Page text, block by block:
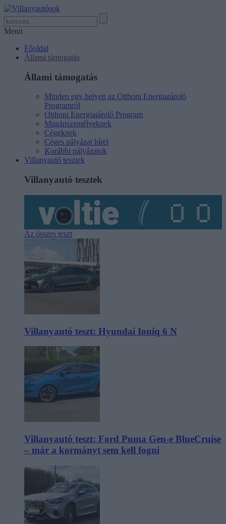
Menü
Főoldal
Állami támogatás
Állami támogatás
Minden egy helyen az Otthoni Energiatároló
Programról
Otthoni Energiatároló Program
Magánszemélyeknek
Cégeknek
Céges pályázat hírei
Korábbi pályázatok
Villanyautó tesztek
Villanyautó tesztek
Az összes teszt
Villanyautó teszt: Hyundai Ioniq 6 N
Villanyautó teszt: Ford Puma Gen-e BlueCruise
– már a kormányt sem kell fogni